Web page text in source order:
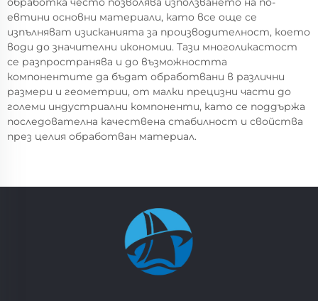
евтини основни материали, като все още се
изпълняват изисканията за производителност, което
води до значителни икономии. Тази многоликастост
се разпространява и до възможността
компонентите да бъдат обработвани в различни
размери и геометрии, от малки прецизни части до
големи индустриални компоненти, като се поддържа
последователна качествена стабилност и свойства
през целия обработван материал.